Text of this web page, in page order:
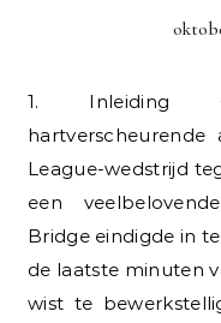
1. Inleiding Chelsea beleefde een
League-wedstrijd
een
Bridge eindigde in
de laatste minuten
wist te